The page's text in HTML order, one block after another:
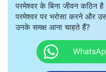
परमेश्वर के बिना जीवन कठिन
परमेश्वर पर भरोसा करने और
उनके समक्ष आना चाहते हैं?